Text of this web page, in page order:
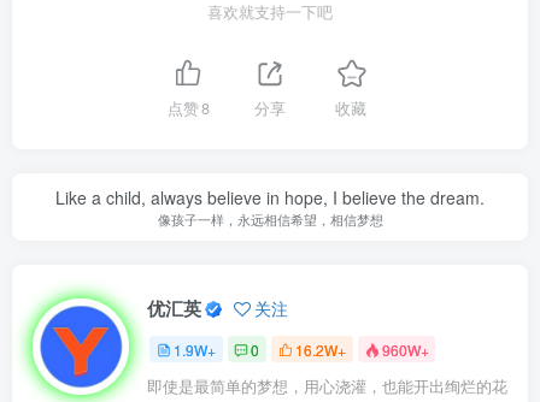
喜欢就支持一下吧
点赞8 分享 收藏
Like a child, always believe in hope, I believe the dream.
像孩子一样，永远相信希望，相信梦想
优汇英 关注
1.9W+ 0 16.2W+ 960W+
即使是最简单的梦想，用心浇灌，也能开出绚烂的花